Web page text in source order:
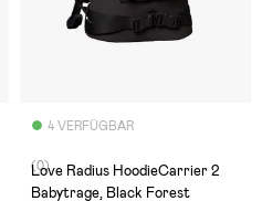
4 VERFÜGBAR
(0)
Love Radius HoodieCarrier 2
Babytrage, Black Forest